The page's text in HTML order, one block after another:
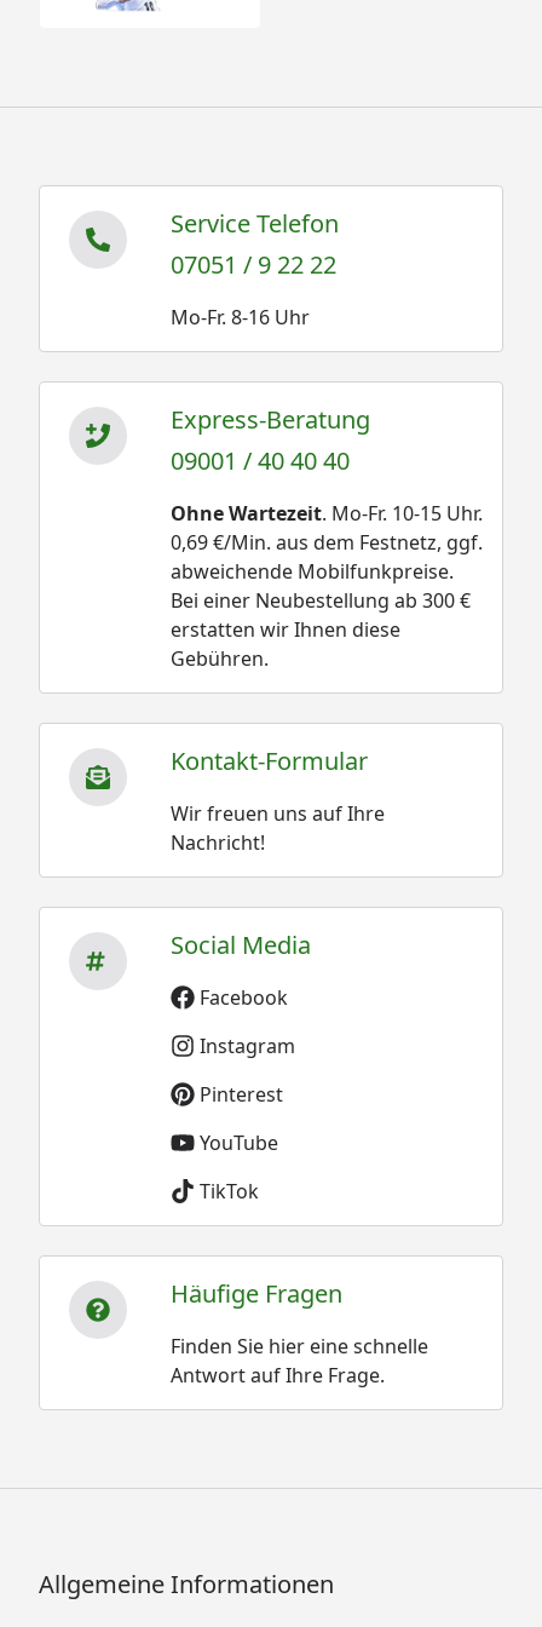
Service Telefon
07051 / 9 22 22
Mo-Fr. 8-16 Uhr
Express-Beratung
09001 / 40 40 40
Ohne Wartezeit. Mo-Fr. 10-15 Uhr.
0,69 €/Min. aus dem Festnetz, ggf.
abweichende Mobilfunkpreise.
Bei einer Neubestellung ab 300 €
erstatten wir Ihnen diese
Gebühren.
Kontakt-Formular
Wir freuen uns auf Ihre
Nachricht!
Social Media
Facebook
Instagram
Pinterest
YouTube
TikTok
Häufige Fragen
Finden Sie hier eine schnelle
Antwort auf Ihre Frage.
Allgemeine Informationen